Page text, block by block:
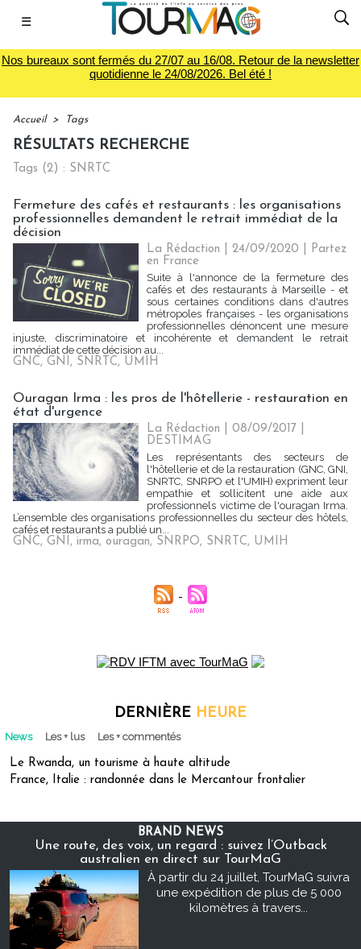
☰
Nos bureaux sont fermés du 27/07 au 16/08. Retour de la newsletter
quotidienne le 24/08/2026. Bel été !
Accueil > Tags
RÉSULTATS RECHERCHE
Tags (2) : SNRTC
Fermeture des cafés et restaurants : les organisations
professionnelles demandent le retrait immédiat de la
décision
La Rédaction | 24/09/2020
Partez
en France
Suite à l'annonce de la fermeture des
cafés et des restaurants à Marseille - et
sous certaines conditions dans d'autres
métropoles françaises - les organisations
professionnelles dénoncent une mesure
injuste, discriminatoire et incohérente et demandent le retrait
immédiat de cette décision au...
GNC, GNI, SNRTC, UMIH
Ouragan Irma : les pros de l'hôtellerie - restauration en
état d'urgence
La Rédaction | 08/09/2017
DESTIMAG
Les représentants des secteurs de
l'hôtellerie et de la restauration (GNC, GNI,
SNRTC, SNRPO et l'UMIH) expriment leur
empathie et sollicitent une aide aux
professionnels victime de l'ouragan Irma.
L’ensemble des organisations professionnelles du secteur des hôtels,
cafés et restaurants a publié un...
GNC, GNI, irma, ouragan, SNRPO, SNRTC, UMIH
DERNIÈRE HEURE
News Les + lus Les + commentés
Le Rwanda, un tourisme à haute altitude
France, Italie : randonnée dans le Mercantour frontalier
BRAND NEWS
Une route, des voix, un regard : suivez l’Outback
australien en direct sur TourMaG
À partir du 24 juillet, TourMaG suivra
une expédition de plus de 5 000
kilomètres à travers...